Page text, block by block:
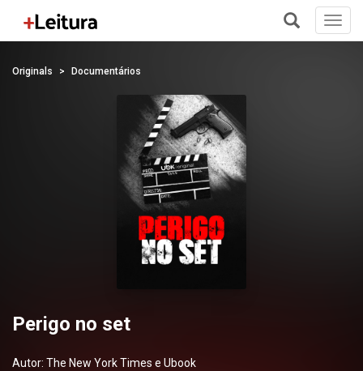
Originals Documentários
Perigo no set
Autor: The New York Times e Ubook